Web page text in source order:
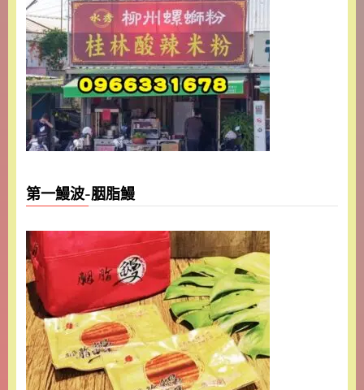
第一鰻波-胭脂鰻